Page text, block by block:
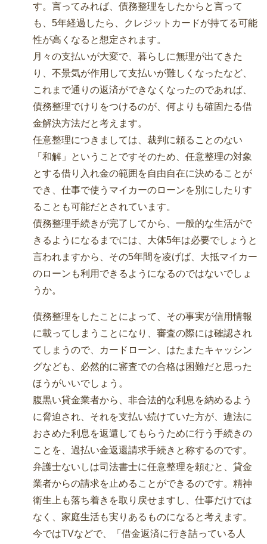
す。言ってみれば、債務整理をしたからと言って
も、5年経過したら、クレジットカードが持てる可能
性が高くなると想定されます。
月々の支払いが大変で、暮らしに無理が出てきた
り、不景気が作用して支払いが難しくなったなど、
これまで通りの返済ができなくなったのであれば、
債務整理でけりをつけるのが、何よりも確固たる借
金解決方法だと考えます。
任意整理につきましては、裁判に頼ることのない
「和解」ということですそのため、任意整理の対象
とする借り入れ金の範囲を自由自在に決めることが
でき、仕事で使うマイカーのローンを別にしたりす
ることも可能だとされています。
債務整理手続きが完了してから、一般的な生活がで
きるようになるまでには、大体5年は必要でしょうと
言われますから、その5年間を凌げば、大抵マイカー
のローンも利用できるようになるのではないでしょ
うか。
債務整理をしたことによって、その事実が信用情報
に載ってしまうことになり、審査の際には確認され
てしまうので、カードローン、はたまたキャッシン
グなども、必然的に審査での合格は困難だと思った
ほうがいいでしょう。
腹黒い貸金業者から、非合法的な利息を納めるよう
に脅迫され、それを支払い続けていた方が、違法に
おさめた利息を返還してもらうために行う手続きの
ことを、過払い金返還請求手続きと称するのです。
弁護士ないしは司法書士に任意整理を頼むと、貸金
業者からの請求を止めることができるのです。精神
衛生上も落ち着きを取り戻せますし、仕事だけでは
なく、家庭生活も実りあるものになると考えます。
今ではTVなどで、「借金返済に行き詰っている人